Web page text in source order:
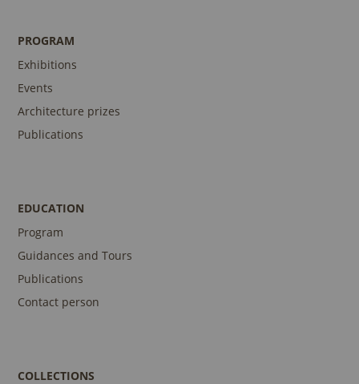
PROGRAM
Exhibitions
Events
Architecture prizes
Publications
EDUCATION
Program
Guidances and Tours
Publications
Contact person
COLLECTIONS